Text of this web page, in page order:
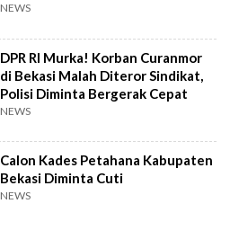
NEWS
DPR RI Murka! Korban Curanmor
di Bekasi Malah Diteror Sindikat,
Polisi Diminta Bergerak Cepat
NEWS
Calon Kades Petahana Kabupaten
Bekasi Diminta Cuti
NEWS